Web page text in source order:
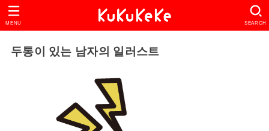
SEARCH
MENU
두통이 있는 남자의 일러스트